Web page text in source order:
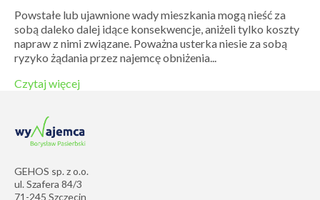
Powstałe lub ujawnione wady mieszkania mogą nieść za
sobą daleko dalej idące konsekwencje, aniżeli tylko koszty
napraw z nimi związane. Poważna usterka niesie za sobą
ryzyko żądania przez najemcę obniżenia...
Czytaj więcej
GEHOS sp. z o.o.
ul. Szafera 84/3
71-245 Szczecin